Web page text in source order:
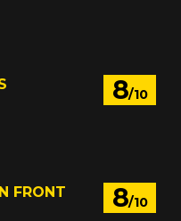
8/10
8/10
FRONT